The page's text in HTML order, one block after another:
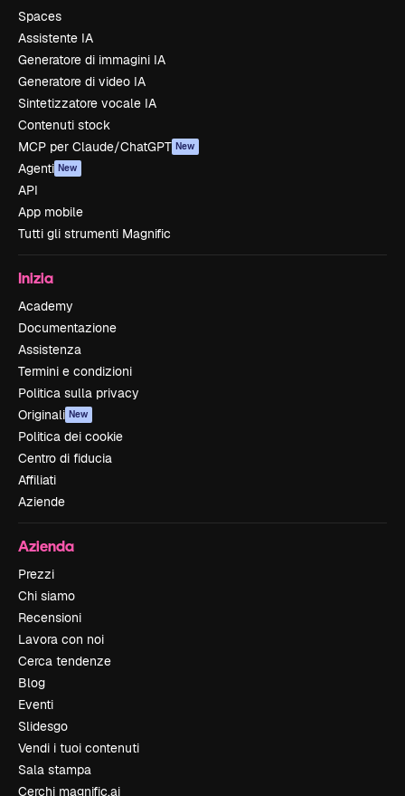
Spaces
Assistente IA
Generatore di immagini IA
Generatore di video IA
Sintetizzatore vocale IA
Contenuti stock
MCP per Claude/ChatGPT New
Agenti New
API
App mobile
Tutti gli strumenti Magnific
Inizia
Academy
Documentazione
Assistenza
Termini e condizioni
Politica sulla privacy
Originali New
Politica dei cookie
Centro di fiducia
Affiliati
Aziende
Azienda
Prezzi
Chi siamo
Recensioni
Lavora con noi
Cerca tendenze
Blog
Eventi
Slidesgo
Vendi i tuoi contenuti
Sala stampa
Cerchi magnific.ai